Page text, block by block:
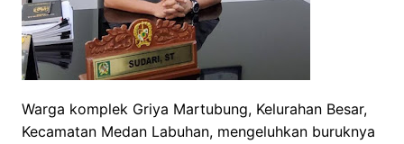
Warga komplek Griya Martubung, Kelurahan Besar,
Kecamatan Medan Labuhan, mengeluhkan buruknya